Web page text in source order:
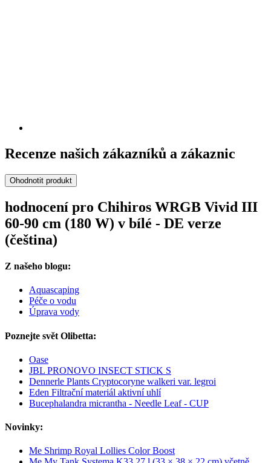
Recenze našich zákazníků a zákaznic
Ohodnotit produkt
hodnocení pro Chihiros WRGB Vivid III
60-90 cm (180 W) v bílé - DE verze
(čeština)
Z našeho blogu:
Aquascaping
Péče o vodu
Úprava vody
Poznejte svět Olibetta:
Oase
JBL PRONOVO INSECT STICK S
Dennerle Plants Cryptocoryne walkeri var. legroi
Eden Filtrační materiál aktivní uhlí
Bucephalandra micrantha - Needle Leaf - CUP
Novinky:
Me Shrimp Royal Lollies Color Boost